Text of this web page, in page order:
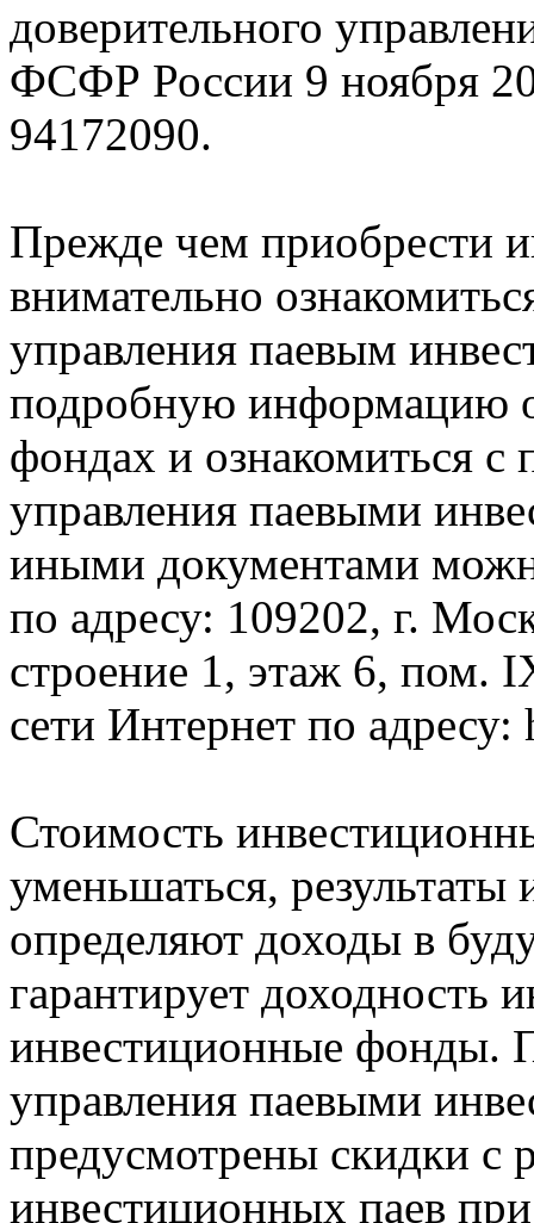
доверительного
ФСФР России 9 ноября
94172090.
Прежде чем приобрести
внимательно
управления паевым
подробную информацию
фондах и ознакомиться с
управления паевыми
иными документами
по адресу: 109202, г.
строение 1, этаж 6, пом.
сети Интернет по
Стоимость
уменьшаться,
определяют доходы в
гарантирует доходность
инвестиционные фонды.
управления паевыми
предусмотрены скидки с
инвестиционных паев